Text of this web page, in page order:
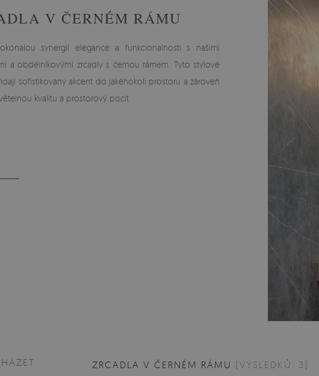
V ČERNÉM RÁMU
synergií elegance a funkcionalnosti s našimi
a obdélníkovými zrcadly s černou rámem. Tyto stylové
sofistikovaný akcent do jakéhokoli prostoru a zároveň
kvalitu a prostorový pocit.
ZRCADLA V ČERNÉM RÁMU [VÝSLEDKŮ: 3]